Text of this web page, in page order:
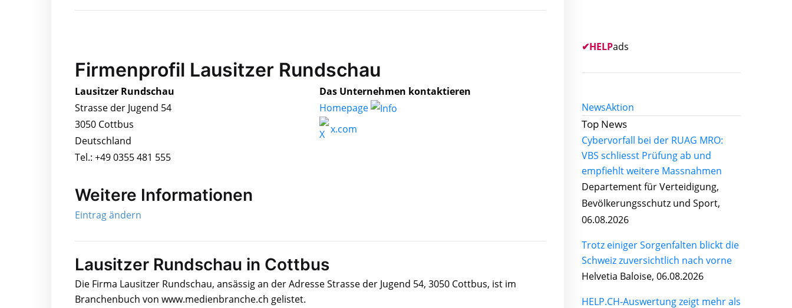
Firmenprofil Lausitzer Rundschau
Lausitzer Rundschau
Strasse der Jugend 54
3050 Cottbus
Deutschland
Tel.: +49 0355 481 555
Das Unternehmen kontaktieren
Homepage
x.com
Weitere Informationen
Eintrag ändern
Lausitzer Rundschau in Cottbus
Die Firma Lausitzer Rundschau, ansässig an der Adresse Strasse der Jugend 54, 3050 Cottbus, ist im
Branchenbuch von www.medienbranche.ch gelistet.
✔HELPads
NewsAktion
Top News
Cybervorfall bei der RUAG MRO:
VBS schliesst Prüfung ab und
empfiehlt weitere Massnahmen
Departement für Verteidigung,
Bevölkerungsschutz und Sport,
06.08.2026
Trotz einiger Sorgenfalten blickt die
Schweiz zuversichtlich nach vorne
Helvetia Baloise, 06.08.2026
HELP.CH-Auswertung zeigt mehr als